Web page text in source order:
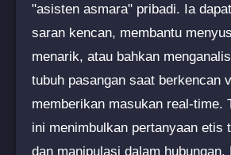
"asisten asmara" pribadi. Ia
saran kencan, membantu
menarik, atau bahkan
tubuh pasangan saat berkencan
memberikan masukan real-time.
ini menimbulkan pertanyaan etis
dan manipulasi dalam hubungan.